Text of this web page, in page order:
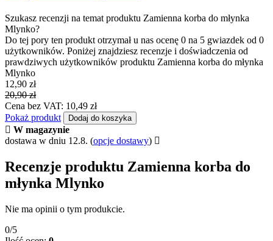
Szukasz recenzji na temat produktu Zamienna korba do młynka
Mlynko?
Do tej pory ten produkt otrzymał u nas ocenę 0 na 5 gwiazdek od 0
użytkowników. Poniżej znajdziesz recenzje i doświadczenia od
prawdziwych użytkowników produktu Zamienna korba do młynka
Mlynko
12,90 zł
20,90 zł
Cena bez VAT: 10,49 zł
Pokaż produkt
Dodaj do koszyka
W magazynie
dostawa w dniu 12.8. (opcje dostawy)
Recenzje produktu Zamienna korba do
młynka Mlynko
Nie ma opinii o tym produkcie.
0/5